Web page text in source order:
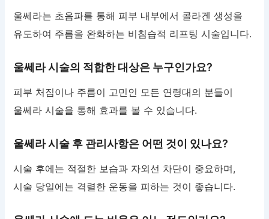
울쎄라는 초음파를 통해 피부 내부에서 콜라겐 생성을
유도하여 주름을 완화하는 비침습적 리프팅 시술입니다.
울쎄라 시술의 적합한 대상은 누구인가요?
피부 처짐이나 주름이 고민인 모든 연령대의 분들이
울쎄라 시술을 통해 효과를 볼 수 있습니다.
울쎄라 시술 후 관리사항은 어떤 것이 있나요?
시술 후에는 적절한 보습과 자외선 차단이 중요하며,
시술 당일에는 격렬한 운동을 피하는 것이 좋습니다.